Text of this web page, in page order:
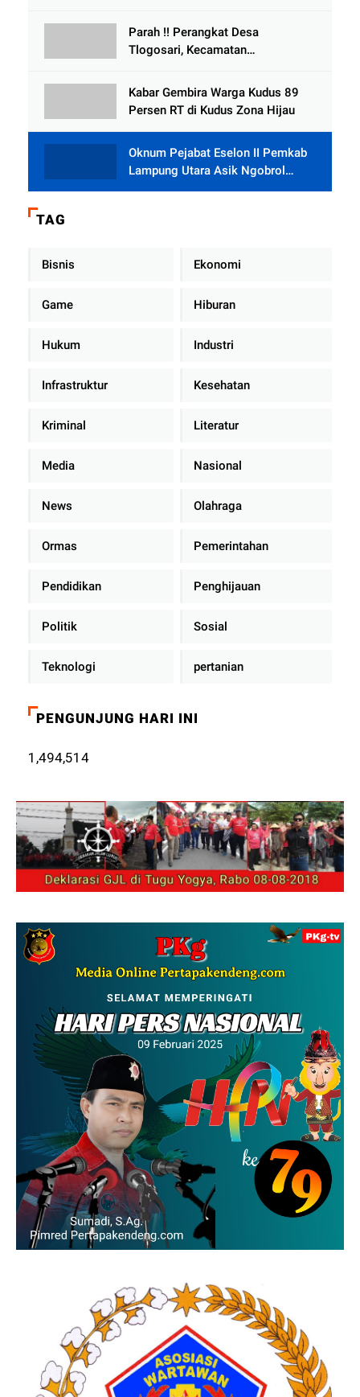
Parah !! Perangkat Desa
Tlogosari, Kecamatan
Rumah dari BAZNAS
Kabar Gembira Warga Kudus 89
Persen RT di Kudus Zona Hijau
Oknum Pejabat Eselon II Pemkab
Lampung Utara Asik Ngobrol
Dengan Teman Kencan Wanitanya
TAG
Bisnis Ekonomi
Game Hiburan
Hukum Industri
Infrastruktur Kesehatan
Kriminal Literatur
Media Nasional
News Olahraga
Ormas Pemerintahan
Pendidikan Penghijauan
Politik Sosial
Teknologi pertanian
PENGUNJUNG HARI INI
1,494,514